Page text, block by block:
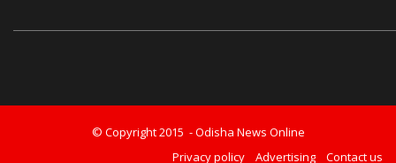
© Copyright 2015 - Odisha News Online
Privacy policy
Advertising Contact us